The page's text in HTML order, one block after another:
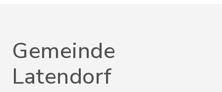
Gemeinde
Latendorf